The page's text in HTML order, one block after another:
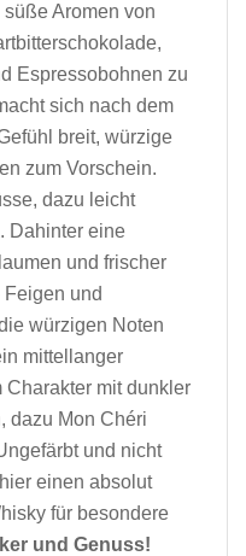
süße Aromen von
Espressobohnen zu
sich nach dem
breit, würzige
zum Vorschein.
dazu leicht
Dahinter eine
und frischer
und
würzigen Noten
mittellanger
mit dunkler
dazu Mon Chéri
und nicht
einen absolut
für besondere
und Genuss!